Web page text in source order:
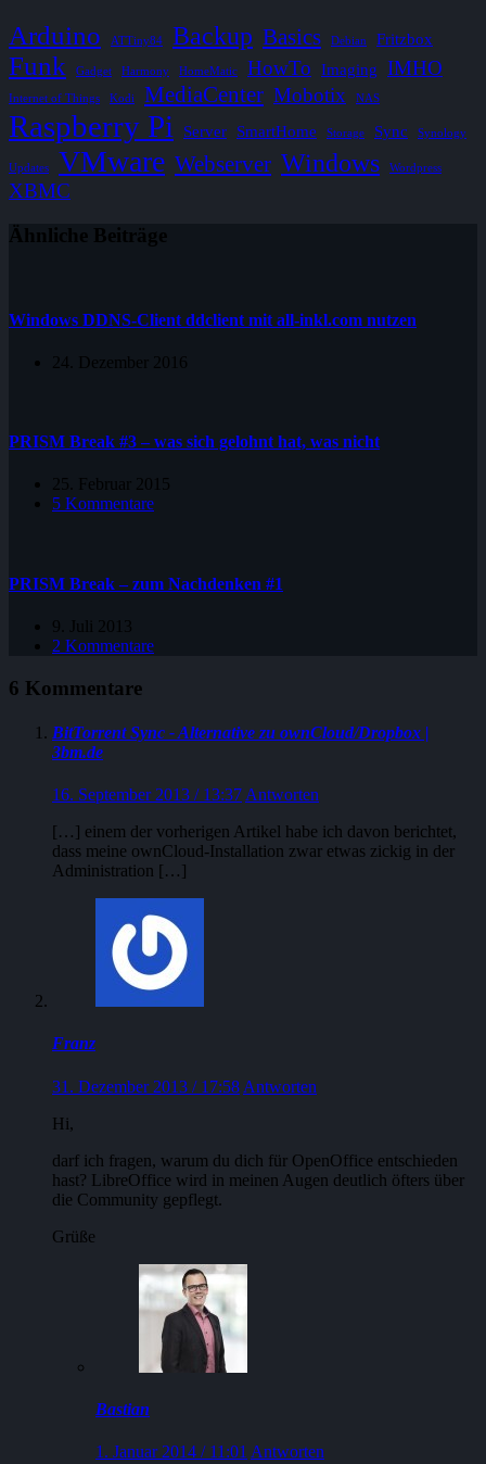
Arduino ATTiny84 Backup Basics Debian Fritzbox
Funk Gadget Harmony HomeMatic HowTo Imaging IMHO
Internet of Things Kodi MediaCenter Mobotix NAS
Raspberry Pi Server SmartHome Storage Sync Synology
Updates VMware Webserver Windows Wordpress
XBMC
Ähnliche Beiträge
Windows DDNS-Client ddclient mit all-inkl.com nutzen
24. Dezember 2016
PRISM Break #3 – was sich gelohnt hat, was nicht
25. Februar 2015
5 Kommentare
PRISM Break – zum Nachdenken #1
9. Juli 2013
2 Kommentare
6 Kommentare
BitTorrent Sync - Alternative zu ownCloud/Dropbox |
3bm.de
16. September 2013 / 13:37 Antworten
[…] einem der vorherigen Artikel habe ich davon berichtet,
dass meine ownCloud-Installation zwar etwas zickig in der
Administration […]
Franz
31. Dezember 2013 / 17:58 Antworten
Hi,
darf ich fragen, warum du dich für OpenOffice entschieden
hast? LibreOffice wird in meinen Augen deutlich öfters über
die Community gepflegt.
Grüße
Bastian
1. Januar 2014 / 11:01 Antworten